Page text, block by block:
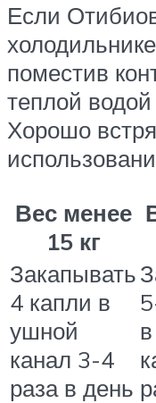
Если
поместив
теплой
Хорошо
Вес менее
15 кг
Закапывать
4 капли в
ушной
канал 3-4
раза в день